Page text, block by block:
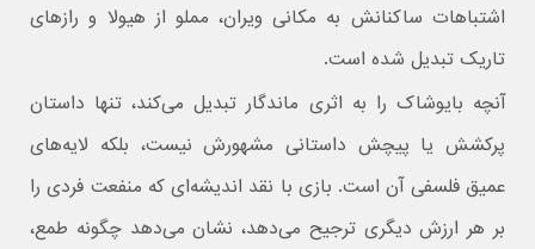
اشتباهات ساکنانش به مکانی ویران، مملو از هیولا و رازهای
تاریک تبدیل شده است.
آنچه بایوشاک را به اثری ماندگار تبدیل می‌کند، تنها داستان
پرکشش یا پیچش داستانی مشهورش نیست، بلکه لایه‌های
عمیق فلسفی آن است. بازی با نقد اندیشه‌ای که منفعت فردی را
بر هر ارزش دیگری ترجیح می‌دهد، نشان می‌دهد چگونه طمع،